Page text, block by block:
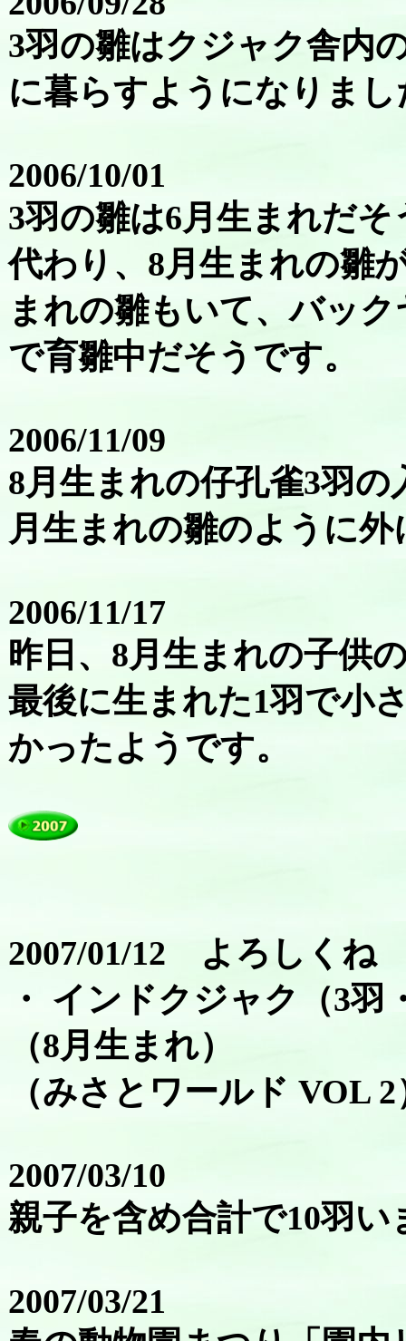
3羽の雛はクジャク舎内
に暮らすようになりまし
2006/10/01
3羽の雛は6月生まれだ
代わり、8月生まれの雛
まれの雛もいて、バッ
で育雛中だそうです。
2006/11/09
8月生まれの仔孔雀3羽
月生まれの雛のように
2006/11/17
昨日、8月生まれの子供
最後に生まれた1羽で小
かったようです。
2007/01/12 よろしくね
・ インドクジャク（3
（8月生まれ）
（みさとワールド VOL 2
2007/03/10
親子を含め合計で10羽い
2007/03/21